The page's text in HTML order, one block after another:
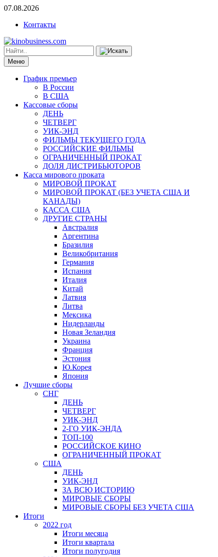
07.08.2026
Контакты
Меню
График премьер
В России
В США
Кассовые сборы
ДЕНЬ
ЧЕТВЕРГ
УИК-ЭНД
ФИЛЬМЫ ТЕКУЩЕГО ГОДА
РОССИЙСКИЕ ФИЛЬМЫ
ОГРАНИЧЕННЫЙ ПРОКАТ
ДОЛЯ ДИСТРИБЬЮТОРОВ
Касса мирового проката
МИРОВОЙ ПРОКАТ
МИРОВОЙ ПРОКАТ (БЕЗ УЧЕТА США И
КАНАДЫ)
КАССА США
ДРУГИЕ СТРАНЫ
Австралия
Аргентина
Бразилия
Великобритания
Германия
Испания
Италия
Китай
Латвия
Литва
Мексика
Нидерланды
Новая Зеландия
Украина
Франция
Эстония
Ю.Корея
Япония
Лучшие сборы
СНГ
ДЕНЬ
ЧЕТВЕРГ
УИК-ЭНД
2-ГО УИК-ЭНДА
ТОП-100
РОССИЙСКОЕ КИНО
ОГРАНИЧЕННЫЙ ПРОКАТ
США
ДЕНЬ
УИК-ЭНД
ЗА ВСЮ ИСТОРИЮ
МИРОВЫЕ СБОРЫ
МИРОВЫЕ СБОРЫ БЕЗ УЧЕТА США
Итоги
2022 год
Итоги месяца
Итоги квартала
Итоги полугодия